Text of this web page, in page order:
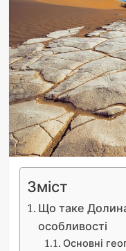
Зміст
Що таке
особливості
Основні